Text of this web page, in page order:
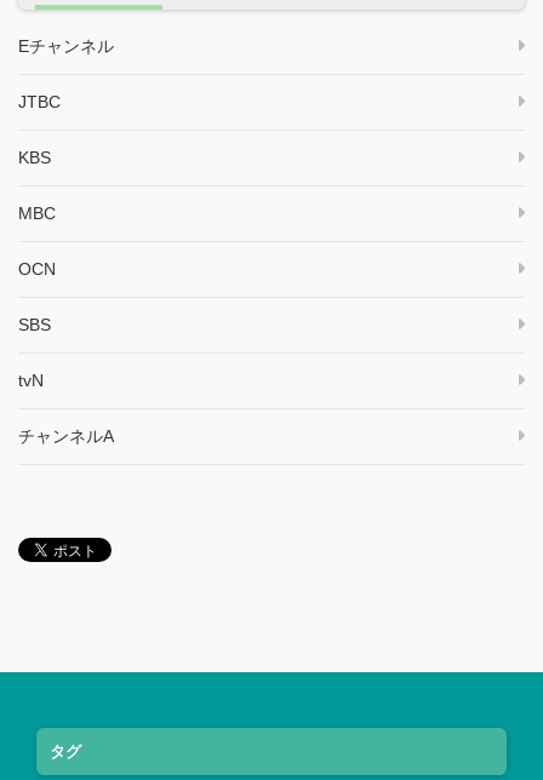
Eチャンネル
JTBC
KBS
MBC
OCN
SBS
tvN
チャンネルA
タグ